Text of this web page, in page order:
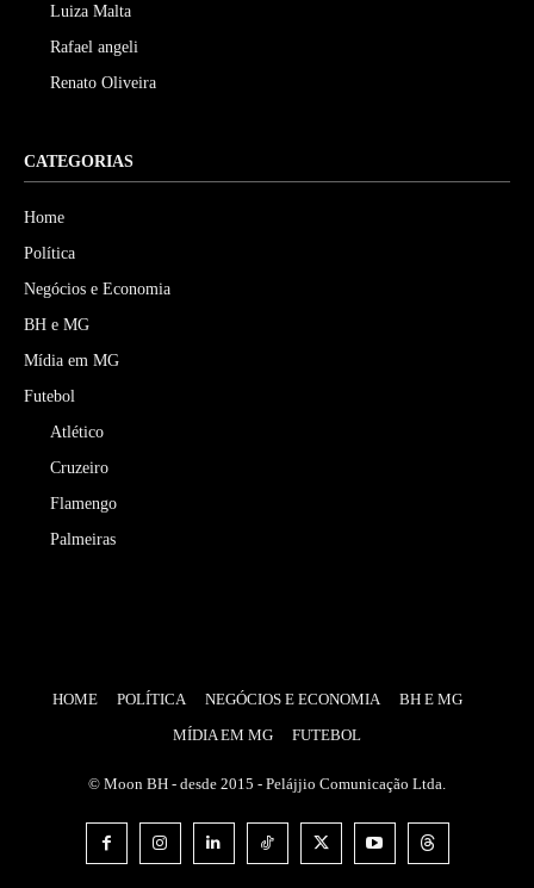
Luiza Malta
Rafael angeli
Renato Oliveira
CATEGORIAS
Home
Política
Negócios e Economia
BH e MG
Mídia em MG
Futebol
Atlético
Cruzeiro
Flamengo
Palmeiras
HOME POLÍTICA NEGÓCIOS E ECONOMIA
BH E MG
MÍDIA EM MG
FUTEBOL
© Moon BH - desde 2015 - Pelájjio Comunicação Ltda.